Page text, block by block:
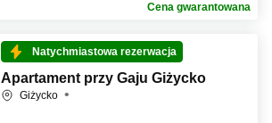
Cena gwarantowana
Natychmiastowa rezerwacja
Apartament przy Gaju Giżycko
Giżycko